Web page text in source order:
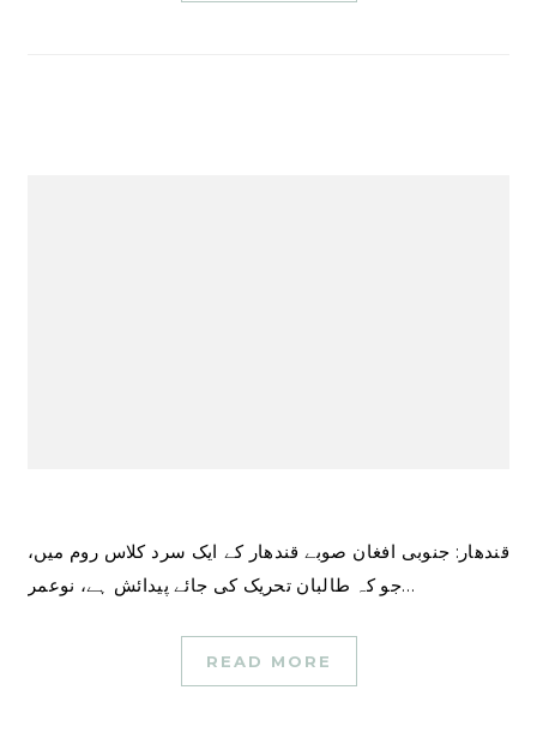
قندھار: جنوبی افغان صوبے قندھار کے ایک سرد کلاس روم میں،
جو کہ طالبان تحریک کی جائے پیدائش ہے، نوعمر…
READ MORE